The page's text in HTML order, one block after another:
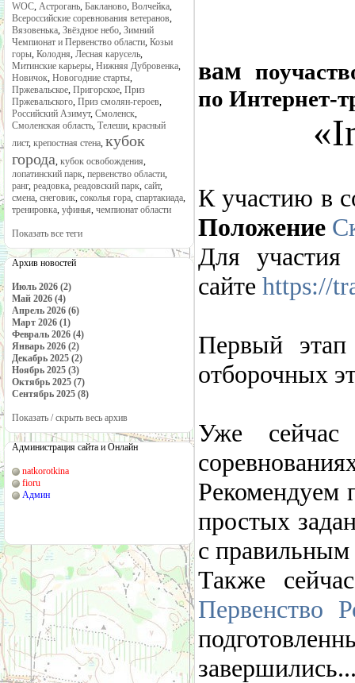
WOC, Астрогань, Бакланово, Волчейка,
Всероссийские соревнования ветеранов,
Вязовенька, Звёздное небо, Зимний
Чемпионат и Первенство области, Козьи
горы, Колодня, Лесная карусель,
Митинские карьеры, Нижняя Дубровенка,
Новичок, Новогодние старты,
Пржевальское, Пригорское, Приз
Пржевальского, Приз смолян-героев,
Российский Азимут, Смоленск,
Смоленская область, Телеши, красный
лист, крепостная стена, кубок
города, кубок освобождения,
лопатинский парк, первенство области,
ранг, реадовка, реадовский парк, сайт,
смена, снеговик, соколья гора, спартакиада,
тренировка, уфинья, чемпионат области
Показать все теги
Архив новостей
Июль 2026 (2)
Май 2026 (4)
Апрель 2026 (6)
Март 2026 (1)
Февраль 2026 (4)
Январь 2026 (2)
Декабрь 2025 (2)
Ноябрь 2025 (3)
Октябрь 2025 (7)
Сентябрь 2025 (8)
Показать / скрыть весь архив
Администрация сайта и Онлайн
natkorotkina
fioru
Админ
вам
по Интернет-
К участию в
Положение
Для участия
сайте https://
Первый
отборочных
Уже
Рекомендуем
простых
с
Также
Первенство